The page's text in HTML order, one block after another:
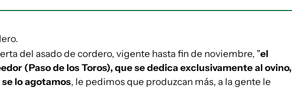
del asado de cordero, vigente hasta fin de noviembre, "el
(Paso de los Toros), que se dedica exclusivamente al ovino,
lo agotamos, le pedimos que produzcan más, a la gente le